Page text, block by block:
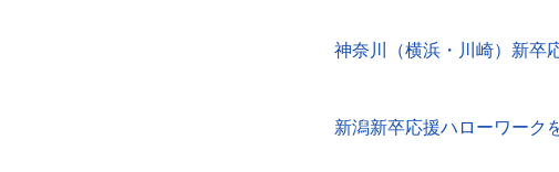
神奈川（横浜・川崎）新卒
新潟新卒応援ハローワーク